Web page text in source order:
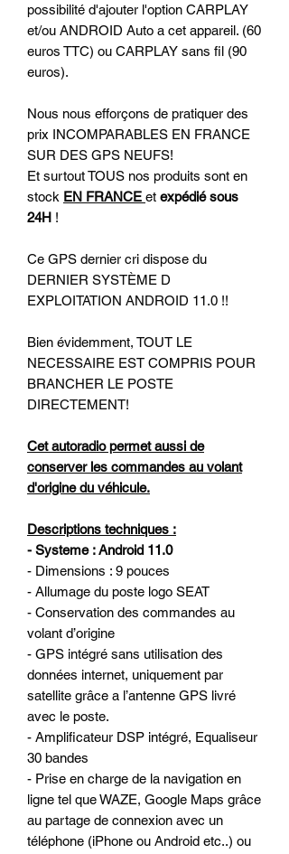
possibilité d'ajouter l'option CARPLAY
et/ou ANDROID Auto a cet appareil. (60
euros TTC) ou CARPLAY sans fil (90
euros).
Nous nous efforçons de pratiquer des
prix INCOMPARABLES EN FRANCE
SUR DES GPS NEUFS!
Et surtout TOUS nos produits sont en
stock EN FRANCE et expédié sous
24H !
Ce GPS dernier cri dispose du
DERNIER SYSTÈME D
EXPLOITATION ANDROID 11.0 !!
Bien évidemment, TOUT LE
NECESSAIRE EST COMPRIS POUR
BRANCHER LE POSTE
DIRECTEMENT!
Cet autoradio permet aussi de
conserver les commandes au volant
d'origine du véhicule.
Descriptions techniques :
- Systeme : Android 11.0
- Dimensions : 9 pouces
- Allumage du poste logo SEAT
- Conservation des commandes au
volant d’origine
- GPS intégré sans utilisation des
données internet, uniquement par
satellite grâce a l’antenne GPS livré
avec le poste.
- Amplificateur DSP intégré, Equaliseur
30 bandes
- Prise en charge de la navigation en
ligne tel que WAZE, Google Maps grâce
au partage de connexion avec un
téléphone (iPhone ou Android etc..) ou